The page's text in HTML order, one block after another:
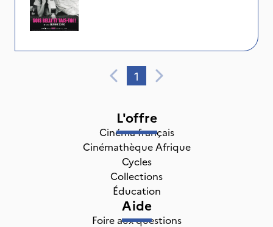
1
L'offre
Cinéma français
Cinémathèque Afrique
Cycles
Collections
Éducation
Aide
Foire aux questions